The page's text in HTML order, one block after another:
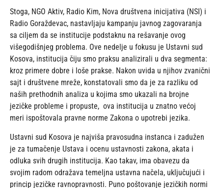
Stoga, NGO Aktiv, Radio Kim, Nova društvena inicijativa (NSI) i
Radio Goraždevac, nastavljaju kampanju javnog zagovaranja
sa ciljem da se institucije podstaknu na rešavanje ovog
višegodišnjeg problema. Ove nedelje u fokusu je Ustavni sud
Kosova, institucija čiju smo praksu analizirali u dva segmenta:
kroz primere dobre i loše prakse. Nakon uvida u njihov zvanični
sajt i društvene mreže, konstatovali smo da je za razliku od
naših prethodnih analiza u kojima smo ukazali na brojne
jezičke probleme i propuste, ova institucija u znatno većoj
meri ispoštovala pravne norme Zakona o upotrebi jezika.
Ustavni sud Kosova je najviša pravosudna instanca i zadužen
je za tumačenje Ustava i ocenu ustavnosti zakona, akata i
odluka svih drugih institucija. Kao takav, ima obavezu da
svojim radom odražava temeljna ustavna načela, uključujući i
princip jezičke ravnopravnosti. Puno poštovanje jezičkih normi